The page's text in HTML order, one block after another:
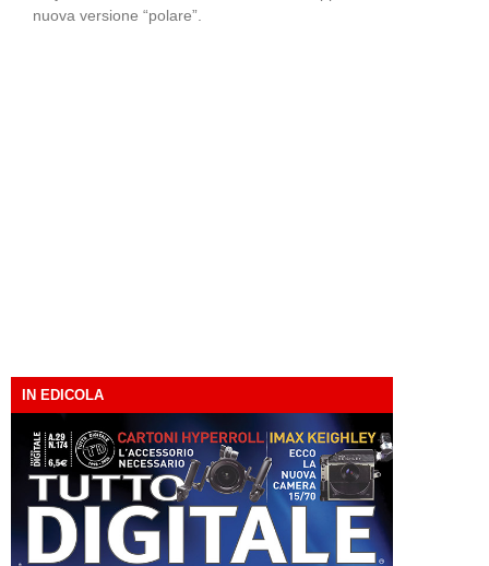
nuova versione “polare”.
IN EDICOLA